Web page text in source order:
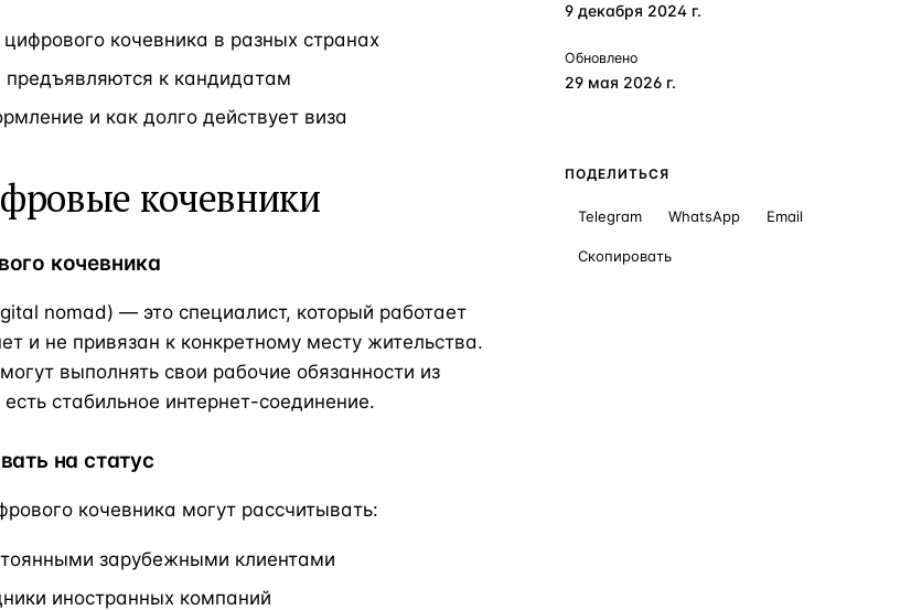
цифрового кочевника в разных странах
предъявляются к кандидатам
и как долго действует виза
кочевники
кочевника
nomad) — это специалист, который работает
и не привязан к конкретному месту жительства.
выполнять свои рабочие обязанности из
стабильное интернет-соединение.
на статус
кочевника могут рассчитывать:
зарубежными клиентами
иностранных компаний
9 декабря 2024 г.
Обновлено
29 мая 2026 г.
ПОДЕЛИТЬСЯ
Telegram WhatsApp Email
Скопировать